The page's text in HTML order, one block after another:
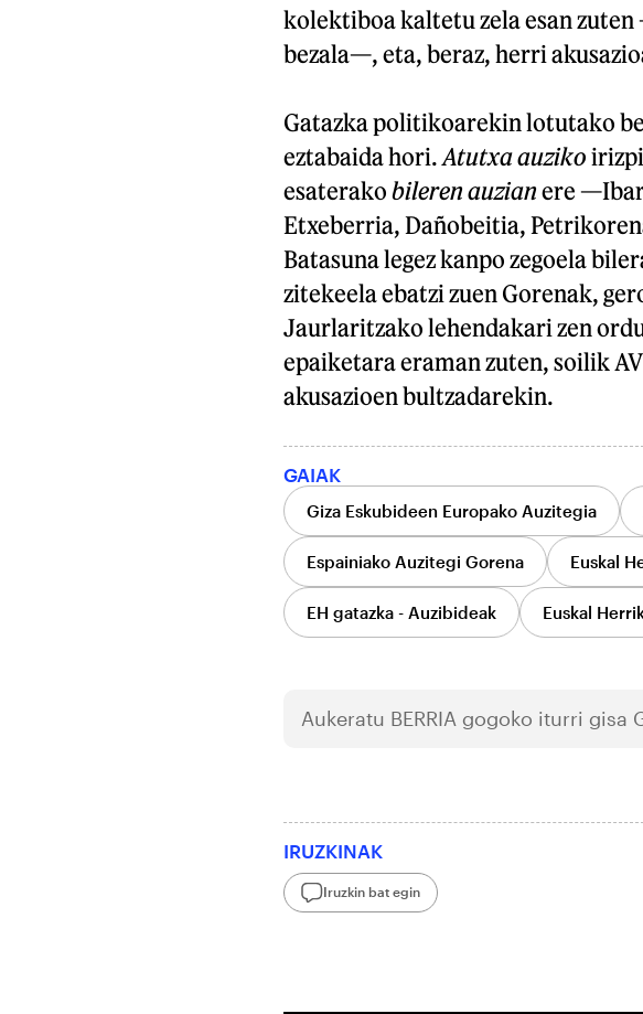
kolektiboa kaltetu zela esan
bezala—, eta, beraz, herri
Gatazka politikoarekin lotutako
eztabaida hori. Atutxa auziko
esaterako bileren auzianere
Etxeberria, Dañobeitia,
Batasuna legez kanpo zegoela
zitekeela ebatzi zuen Gorenak,
Jaurlaritzako lehendakari zen
epaiketara eraman zuten, soilik
akusazioen bultzadarekin.
GAIAK
Giza Eskubideen Europako Auzitegia
Espainiako Auzitegi Gorena Euskal
EH gatazka - Auzibideak Euskal
Aukeratu BERRIA gogoko iturri gisa
IRUZKINAK
Iruzkin bat egin